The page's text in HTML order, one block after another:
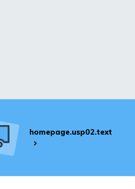
homepage.usp02.text